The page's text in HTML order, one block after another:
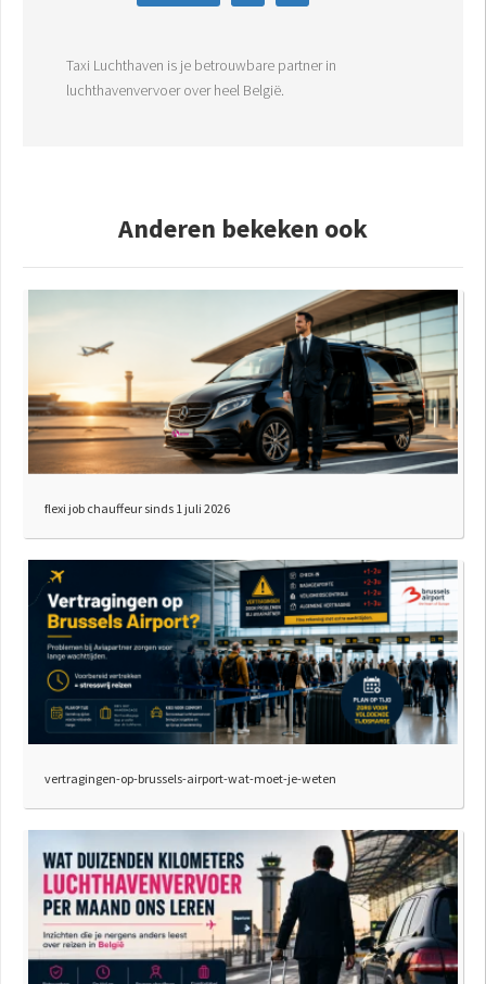
Taxi Luchthaven is je betrouwbare partner in
luchthavenvervoer over heel België.
Anderen bekeken ook
flexi job chauffeur sinds 1 juli 2026
vertragingen-op-brussels-airport-wat-moet-je-weten